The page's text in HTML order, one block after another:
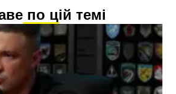
по цій темі